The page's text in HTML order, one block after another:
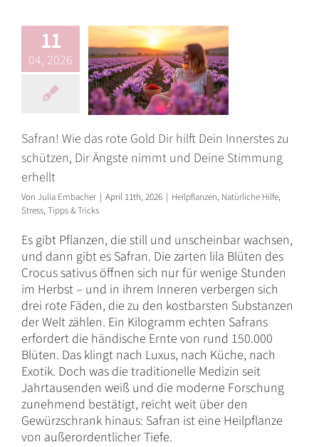
11
04, 2026
und Deine
Stimmung erhellt
Heilpflanzen Natürliche Hilfe
Stress Tipps & Tricks
Safran! Wie das rote Gold Dir hilft Dein Innerstes zu
schützen, Dir Ängste nimmt und Deine Stimmung
erhellt
Von Julia Embacher | April 11th, 2026 | Heilpflanzen, Natürliche Hilfe,
Stress, Tipps & Tricks
Es gibt Pflanzen, die still und unscheinbar wachsen,
und dann gibt es Safran. Die zarten lila Blüten des
Crocus sativus öffnen sich nur für wenige Stunden
im Herbst – und in ihrem Inneren verbergen sich
drei rote Fäden, die zu den kostbarsten Substanzen
der Welt zählen. Ein Kilogramm echten Safrans
erfordert die händische Ernte von rund 150.000
Blüten. Das klingt nach Luxus, nach Küche, nach
Exotik. Doch was die traditionelle Medizin seit
Jahrtausenden weiß und die moderne Forschung
zunehmend bestätigt, reicht weit über den
Gewürzschrank hinaus: Safran ist eine Heilpflanze
von außerordentlicher Tiefe.